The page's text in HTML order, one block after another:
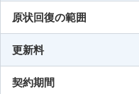
原状回復の範囲
更新料
契約期間